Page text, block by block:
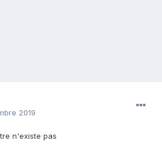
2019
n'existe pas